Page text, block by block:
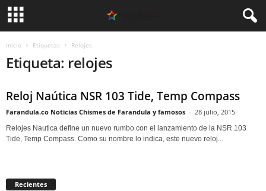
Inicio Etiquetas Relojes
Etiqueta: relojes
Reloj Naútica NSR 103 Tide, Temp Compass
Farandula.co Noticias Chismes de Farandula y famosos - 28 julio, 2015
Relojes Nautica define un nuevo rumbo con el lanzamiento de la NSR 103
Tide, Temp Compass. Como su nombre lo indica, este nuevo reloj...
Recientes